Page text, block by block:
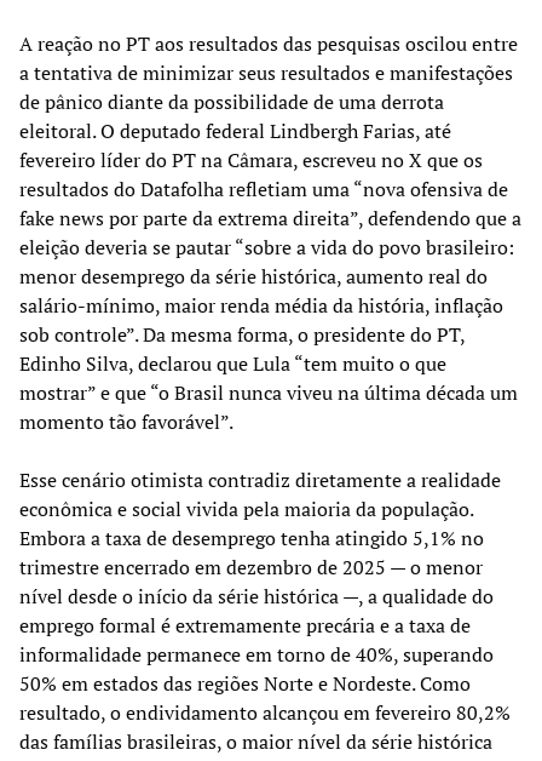
A reação no PT aos resultados das pesquisas oscilou entre
a tentativa de minimizar seus resultados e manifestações
de pânico diante da possibilidade de uma derrota
eleitoral. O deputado federal Lindbergh Farias, até
fevereiro líder do PT na Câmara, escreveu no X que os
resultados do Datafolha refletiam uma “nova ofensiva de
fake news por parte da extrema direita”, defendendo que a
eleição deveria se pautar “sobre a vida do povo brasileiro:
menor desemprego da série histórica, aumento real do
salário-mínimo, maior renda média da história, inflação
sob controle”. Da mesma forma, o presidente do PT,
Edinho Silva, declarou que Lula “tem muito o que
mostrar” e que “o Brasil nunca viveu na última década um
momento tão favorável”.
Esse cenário otimista contradiz diretamente a realidade
econômica e social vivida pela maioria da população.
Embora a taxa de desemprego tenha atingido 5,1% no
trimestre encerrado em dezembro de 2025 — o menor
nível desde o início da série histórica —, a qualidade do
emprego formal é extremamente precária e a taxa de
informalidade permanece em torno de 40%, superando
50% em estados das regiões Norte e Nordeste. Como
resultado, o endividamento alcançou em fevereiro 80,2%
das famílias brasileiras, o maior nível da série histórica